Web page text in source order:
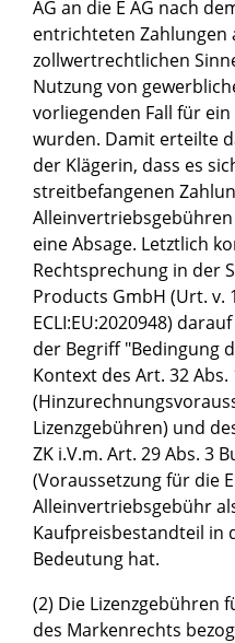
AG an die E AG nach
entrichteten Zahlungen
zollwertrechtlichen
Nutzung von
vorliegenden Fall für
wurden. Damit erteilte
der Klägerin, dass es
streitbefangenen
eine Absage. Letztlich
Rechtsprechung in der
Products GmbH (Urt. v.
ECLI:EU:2020948)
der Begriff "Bedingung
Kontext des Art. 32 Abs.
Lizenzgebühren) und
ZK i.V.m. Art. 29 Abs. 3
(Voraussetzung für die
Alleinvertriebsgebühr
Kaufpreisbestandteil in
Bedeutung hat.
(2) Die Lizenzgebühren
des Markenrechts